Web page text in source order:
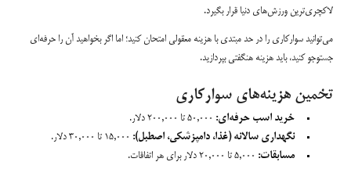
لاکچری‌ترین ورزش‌های دنیا قرار بگیرد.
می‌توانید سوارکاری را در حد مبتدی با هزینه معقولی امتحان کنید؛ اما اگر بخواهید آن را حرفه‌ای
جستوجو کنید، باید هزینه هنگفتی بپردازید.
تخمین هزینه‌های سوارکاری
خرید اسب حرفه‌ای:
نگهداری سالانه (غذا، دامپزشکی، اصطبل):
مسابقات: